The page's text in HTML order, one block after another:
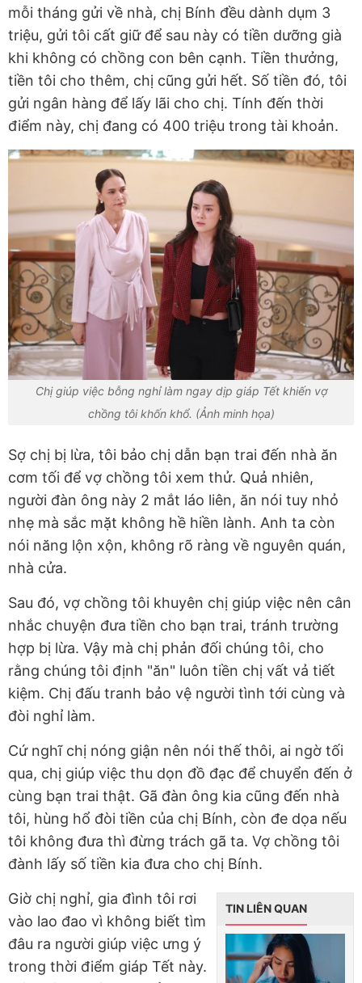
mỗi tháng gửi về nhà, chị Bính đều dành dụm 3
triệu, gửi tôi cất giữ để sau này có tiền dưỡng già
khi không có chồng con bên cạnh. Tiền thưởng,
tiền tôi cho thêm, chị cũng gửi hết. Số tiền đó, tôi
gửi ngân hàng để lấy lãi cho chị. Tính đến thời
điểm này, chị đang có 400 triệu trong tài khoản.
Chị giúp việc bỗng nghỉ làm ngay dịp giáp Tết khiến vợ
chồng tôi khốn khổ. (Ảnh minh họa)
Sợ chị bị lừa, tôi bảo chị dẫn bạn trai đến nhà ăn
cơm tối để vợ chồng tôi xem thử. Quả nhiên,
người đàn ông này 2 mắt láo liên, ăn nói tuy nhỏ
nhẹ mà sắc mặt không hề hiền lành. Anh ta còn
nói năng lộn xộn, không rõ ràng về nguyên quán,
nhà cửa.
Sau đó, vợ chồng tôi khuyên chị giúp việc nên cân
nhắc chuyện đưa tiền cho bạn trai, tránh trường
hợp bị lừa. Vậy mà chị phản đối chúng tôi, cho
rằng chúng tôi định "ăn" luôn tiền chị vất vả tiết
kiệm. Chị đấu tranh bảo vệ người tình tới cùng và
đòi nghỉ làm.
Cứ nghĩ chị nóng giận nên nói thế thôi, ai ngờ tối
qua, chị giúp việc thu dọn đồ đạc để chuyển đến ở
cùng bạn trai thật. Gã đàn ông kia cũng đến nhà
tôi, hùng hổ đòi tiền của chị Bính, còn đe dọa nếu
tôi không đưa thì đừng trách gã ta. Vợ chồng tôi
đành lấy số tiền kia đưa cho chị Bính.
TIN LIÊN QUAN
Giờ chị nghỉ, gia đình tôi rơi
vào lao đao vì không biết tìm
đâu ra người giúp việc ưng ý
trong thời điểm giáp Tết này.